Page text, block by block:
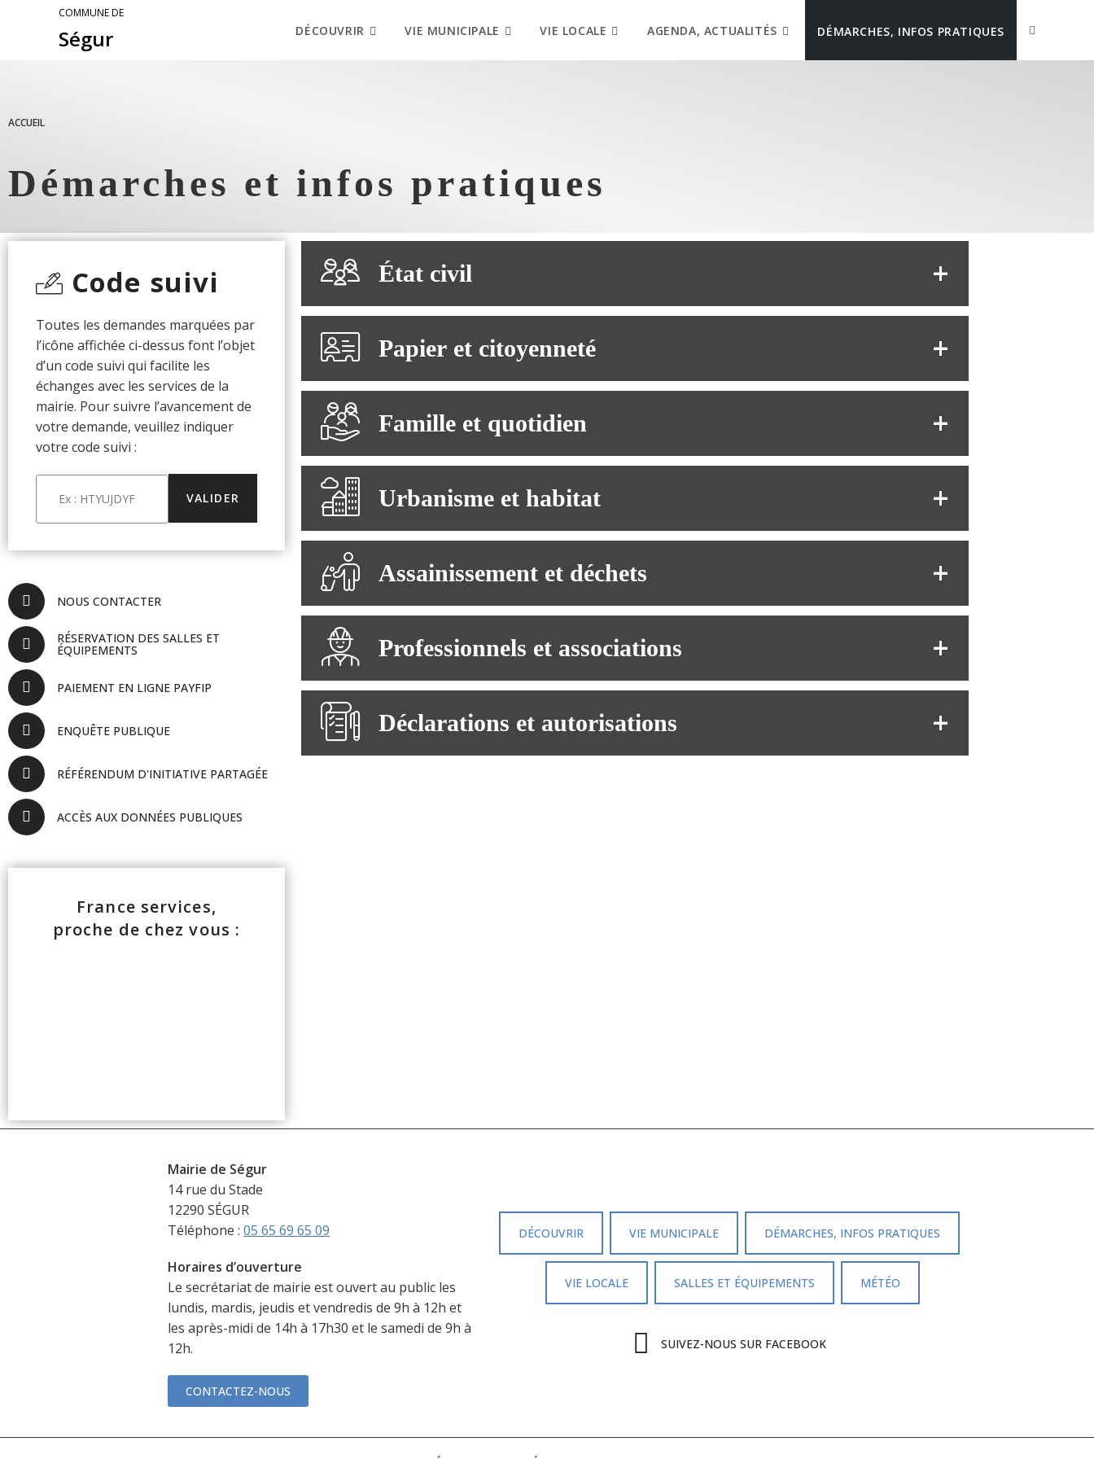
COMMUNE DE
Ségur DÉCOUVRIR VIE MUNICIPALE VIE LOCALE AGENDA, ACTUALITÉS DÉMARCHES, INFOS PRATIQUES
ACCUEIL
Démarches et infos pratiques
Code suivi
Toutes les demandes marquées par
l’icône affichée ci-dessus font l’objet
d’un code suivi qui facilite les
échanges avec les services de la
mairie. Pour suivre l’avancement de
votre demande, veuillez indiquer
votre code suivi :
NOUS CONTACTER
RÉSERVATION DES SALLES ET
ÉQUIPEMENTS
PAIEMENT EN LIGNE PAYFIP
ENQUÊTE PUBLIQUE
RÉFÉRENDUM D'INITIATIVE PARTAGÉE
ACCÈS AUX DONNÉES PUBLIQUES
France services,
proche de chez vous :
État civil
Papier et citoyenneté
Famille et quotidien
Urbanisme et habitat
Assainissement et déchets
Professionnels et associations
Déclarations et autorisations
Mairie de Ségur
14 rue du Stade
12290 SÉGUR
Téléphone : 05 65 69 65 09
Horaires d’ouverture
Le secrétariat de mairie est ouvert au public les
lundis, mardis, jeudis et vendredis de 9h à 12h et
les après-midi de 14h à 17h30 et le samedi de 9h à
12h.
CONTACTEZ-NOUS
DÉCOUVRIR VIE MUNICIPALE DÉMARCHES, INFOS PRATIQUES
VIE LOCALE SALLES ET ÉQUIPEMENTS MÉTÉO
SUIVEZ-NOUS SUR FACEBOOK